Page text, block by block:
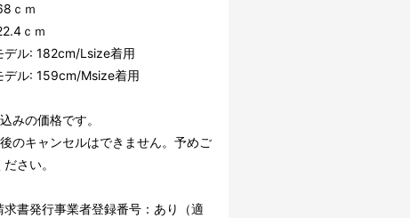
ｃｍ
ｃｍ
デル: 182cm/Lsize着用
デル: 159cm/Msize着用
みの価格です。
のキャンセルはできません。予めご
さい。
求書発行事業者登録番号：あり（適